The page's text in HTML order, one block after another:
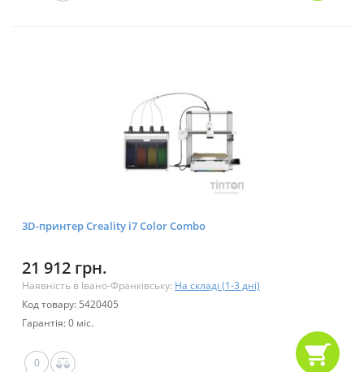
3D-принтер Creality i7 Color Combo
21 912 грн.
Наявність в Івано-Франківську: На складі (1-3 дні)
Код товару: 5420405
Гарантія: 0 міс.
0